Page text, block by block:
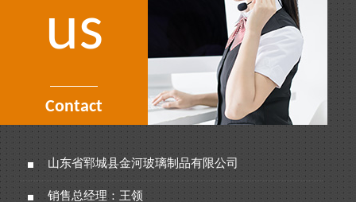
us
Contact
山东省郓城县金河玻璃制品有限公司
销售总经理：王领